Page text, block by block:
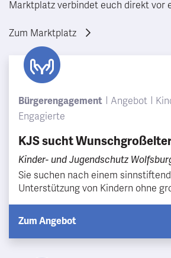
Bürgerengagement Angebot
Engagierte
KJS sucht
Kinder- und Jugendschutz
Sie suchen nach einem
Unterstützung von Kindern ohne
Zum Angebot
Marktplatz verbindet euch direkt vor
Zum Marktplatz